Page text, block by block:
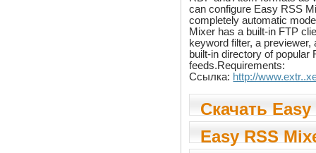
can configure Easy RSS
completely automatic
Mixer has a built-in FTP
keyword filter, a
built-in directory of popular
feeds.Requirements:
Ссылка: http://
Скачать Easy
Mixer 2.0
Easy RSS